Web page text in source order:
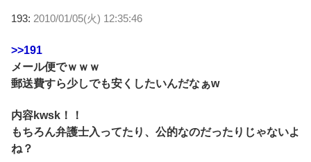
193: 2010/01/05(火) 12:35:46
>>191
メール便でｗｗｗ
郵送費すら少しでも安くしたいんだなぁw
内容kwsk！！
もちろん弁護士入ってたり、公的なのだったりじゃないよ
ね？